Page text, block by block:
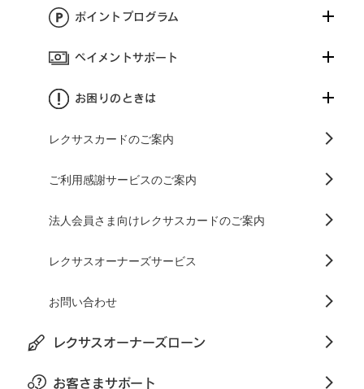
ポイントプログラム
ペイメントサポート
お困りのときは
レクサスカードのご案内
ご利用感謝サービスのご案内
法人会員さま向けレクサスカードのご案内
レクサスオーナーズサービス
お問い合わせ
レクサスオーナーズローン
お客さまサポート